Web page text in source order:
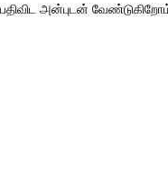
அன்புடன்